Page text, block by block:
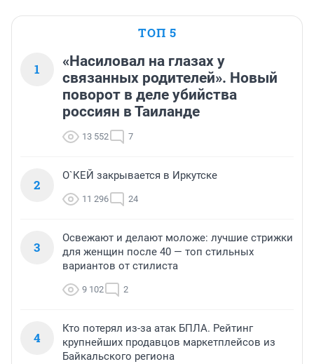
ТОП 5
1
«Насиловал на глазах у
связанных родителей». Новый
поворот в деле убийства
россиян в Таиланде
13 552 7
2
О`КЕЙ закрывается в Иркутске
11 296 24
3
Освежают и делают моложе: лучшие стрижки
для женщин после 40 — топ стильных
вариантов от стилиста
9 102 2
4
Кто потерял из-за атак БПЛА. Рейтинг
крупнейших продавцов маркетплейсов из
Байкальского региона